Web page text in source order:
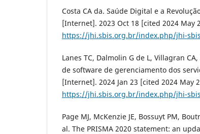
Costa CA da. Saúde Digital e a
[Internet]. 2023 Oct 18 [cited 2024 May
https://jhi.sbis.org.br/index.php/jhi-
Lanes TC, Dalmolin G de L, Villagran
de software de gerenciamento dos
[Internet]. 2024 Jan 23 [cited 2024 May
https://jhi.sbis.org.br/index.php/jhi-
Page MJ, McKenzie JE, Bossuyt PM,
al. The PRISMA 2020 statement: an